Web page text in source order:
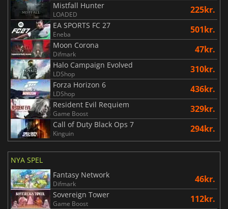
Mistfall Hunter
LOADED 225kr.
EA SPORTS FC 27
Eneba 501kr.
Moon Corona
Difmark 47kr.
Halo Campaign Evolved
LDShop 310kr.
Forza Horizon 6
LDShop 436kr.
Resident Evil Requiem
Game Boost 329kr.
Call of Duty Black Ops 7
Kinguin 294kr.
NYA SPEL
Fantasy Network
Difmark 46kr.
Sovereign Tower
Game Boost 112kr.